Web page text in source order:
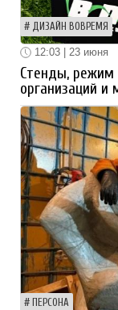
ДИЗАЙН ВОВРЕМЯ
12:03 | 23 июня
Стенды, режим
организаций и
ПЕРСОНА